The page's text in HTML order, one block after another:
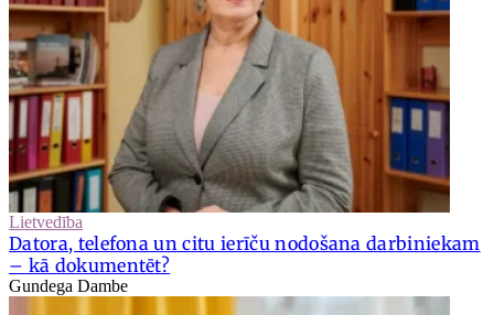
Lietvedība
Datora, telefona un citu ierīču nodošana darbiniekam
– kā dokumentēt?
Gundega Dambe